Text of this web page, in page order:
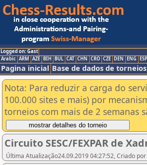
Logged on: Gast
Arabic ARM AZE BIH BUL CAT CHN CRO CZE DEN ENG ESP
Pagina inicial Base de dados de torneios
Nota: Para reduzir a carga do
100.000 sites e mais) por
torneios com mais de 2 semanas
Circuito SESC/FEXPAR de
Última Atualização24.09.2019 04:27:52, Criado